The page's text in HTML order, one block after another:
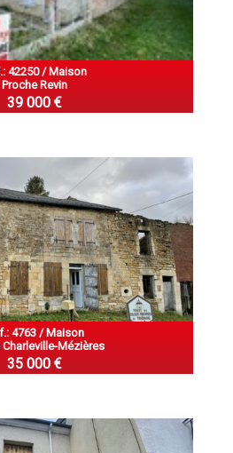
42250 / Maison
Proche Revin
39 000 €
4763 / Maison
Mézières
35 000 €